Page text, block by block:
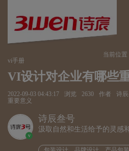
当前位置
vi手册
VI设计对企业有哪些
2022-09-03 04:43:17 浏览 2630 作者 诗
重要意义
v
诗辰叁号
汲取自然和生活给予的灵感